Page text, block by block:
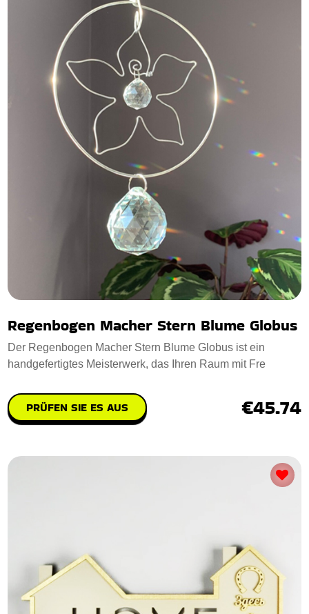
Regenbogen Macher Stern Blume Globus
Der Regenbogen Macher Stern Blume Globus ist ein
handgefertigtes Meisterwerk, das Ihren Raum mit Fre
PRÜFEN SIE ES AUS €45.74